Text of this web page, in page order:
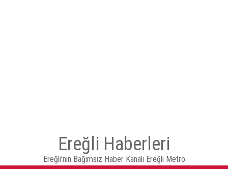
Ereğli Haberleri
Ereğli'nin Bağımsız Haber Kanalı Ereğli Metro
Kaza’da yaralanan yaşlı adam, 25 günlük yaşam mücadelesini